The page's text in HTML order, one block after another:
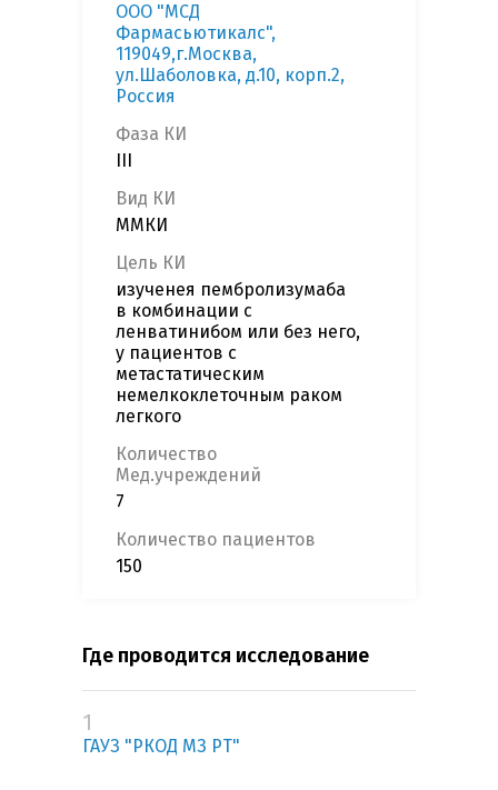
ООО "МСД
Фармасьютикалс",
119049,г.Москва,
ул.Шаболовка, д.10, корп.2,
Россия
Фаза КИ
Вид КИ
ММКИ
Цель КИ
изученея пембролизумаба
в комбинации с
ленватинибом или без него,
у пациентов с
метастатическим
немелкоклеточным раком
легкого
Количество
Мед.учреждений
7
Количество пациентов
150
Где проводится исследование
1
ГАУЗ "РКОД МЗ РТ"